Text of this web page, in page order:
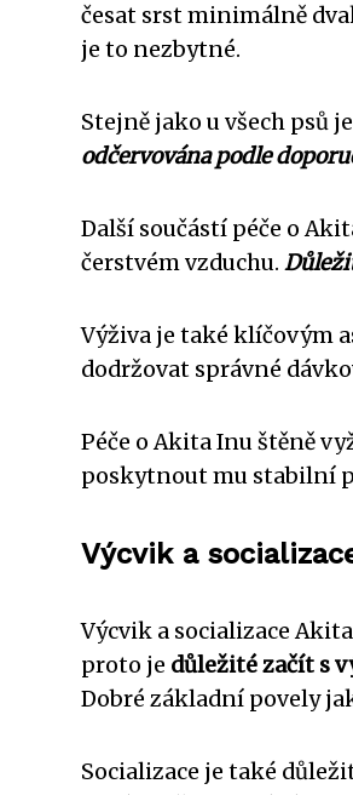
česat srst minimálně
je to nezbytné.
Stejně jako u všech psů
odčervována podle
Další součástí péče o
čerstvém vzduchu.
Výživa je také klíčovým
dodržovat správné
Péče o Akita Inu štěně
poskytnout mu stabilní
Výcvik a
Výcvik a socializace
proto je důležité začít s
Dobré základní povely
Socializace je také